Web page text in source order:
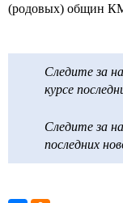
(родовых) общин
Следите за
курсе
Следите за
последних